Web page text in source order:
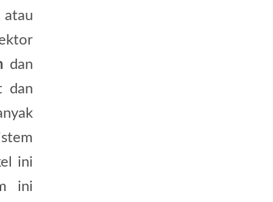
dan
dan
ini
ini